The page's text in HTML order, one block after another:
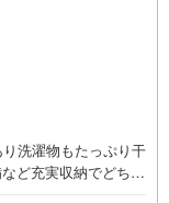
洗濯物もたっぷり干
ど充実収納でどちら